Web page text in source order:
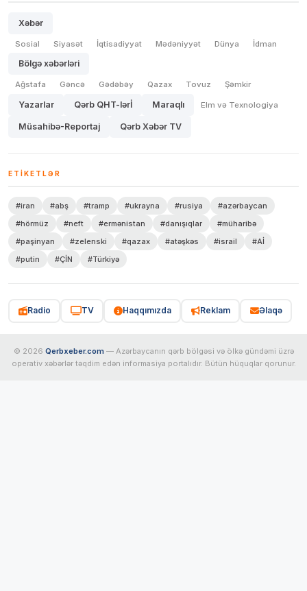
Xəbər
Sosial Siyasət İqtisadiyyat Mədəniyyət Dünya İdman
Bölgə xəbərləri
Ağstafa Gəncə Gədəbəy Qazax Tovuz Şəmkir
Yazarlar Qərb QHT-lərİ Maraqlı Elm və Texnologiya
Müsahibə-Reportaj Qərb Xəbər TV
ETIKETLƏR
#iran #abş #tramp #ukrayna #rusiya
#azərbaycan
#hörmüz
#neft #ermənistan #danışıqlar
#müharibə
#paşinyan
#zelenski #qazax #atəşkəs #israil
#Aİ
#putin
#ÇİN #Türkiyə
Radio TV Haqqımızda Reklam Əlaqə
© 2026 Qerbxeber.com — Azərbaycanın qərb bölgəsi və ölkə gündəmi üzrə
operativ xəbərlər təqdim edən informasiya portalıdır. Bütün hüquqlar qorunur.